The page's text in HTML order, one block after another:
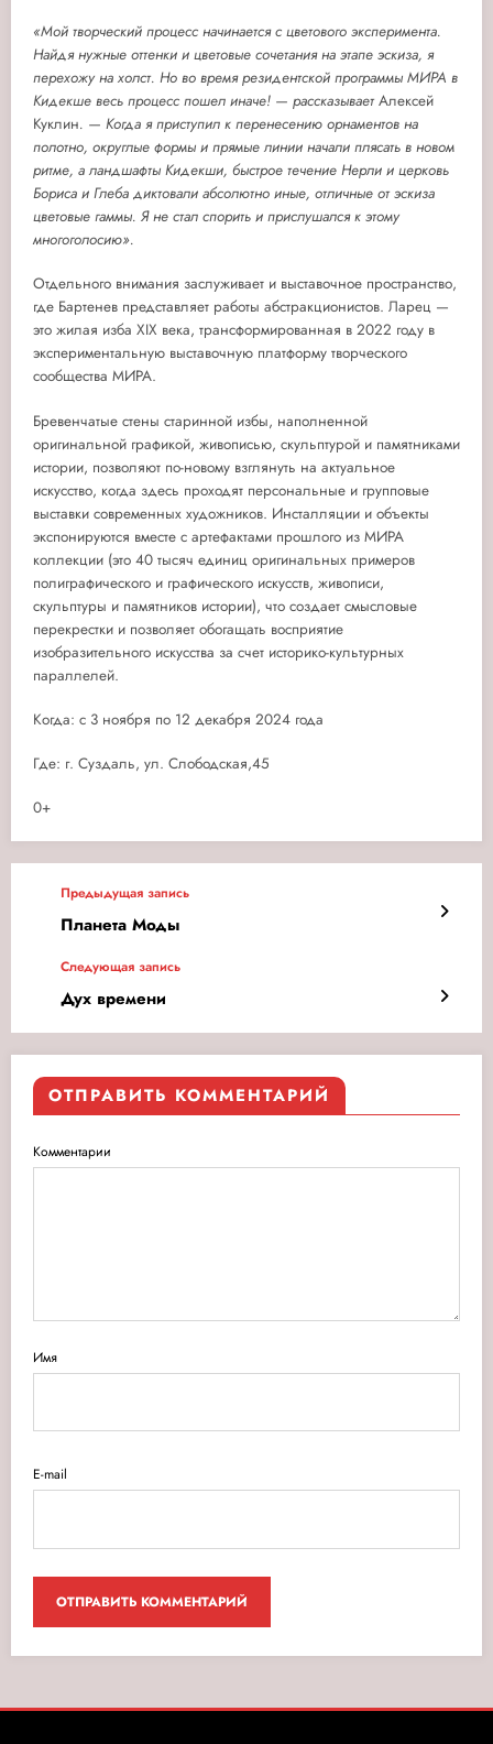
«Мой творческий процесс начинается с цветового эксперимента.
Найдя нужные оттенки и цветовые сочетания на этапе эскиза, я
перехожу на холст. Но во время резидентской программы МИРА в
Кидекше весь процесс пошел иначе! — рассказываетАлексей
Куклин. — Когда я приступил к перенесению орнаментов на
полотно, округлые формы и прямые линии начали плясать в новом
ритме, а ландшафты Кидекши, быстрое течение Нерли и церковь
Бориса и Глеба диктовали абсолютно иные, отличные от эскиза
цветовые гаммы. Я не стал спорить и прислушался к этому
многоголосию».
Отдельного внимания заслуживает и выставочное пространство,
где Бартенев представляет работы абстракционистов. Ларец —
это жилая изба XIX века, трансформированная в 2022 году в
экспериментальную выставочную платформу творческого
сообщества МИРА.
Бревенчатые стены старинной избы, наполненной
оригинальной графикой, живописью, скульптурой и памятниками
истории, позволяют по-новому взглянуть на актуальное
искусство, когда здесь проходят персональные и групповые
выставки современных художников. Инсталляции и объекты
экспонируются вместе с артефактами прошлого из МИРА
коллекции (это 40 тысяч единиц оригинальных примеров
полиграфического и графического искусств, живописи,
скульптуры и памятников истории), что создает смысловые
перекрестки и позволяет обогащать восприятие
изобразительного искусства за счет историко-культурных
параллелей.
Когда: с 3 ноября по 12 декабря 2024 года
Где: г. Суздаль, ул. Слободская,45
0+
Предыдущая запись
Планета Моды
Следующая запись
Дух времени
ОТПРАВИТЬ КОММЕНТАРИЙ
Комментарии
Имя
E-mail